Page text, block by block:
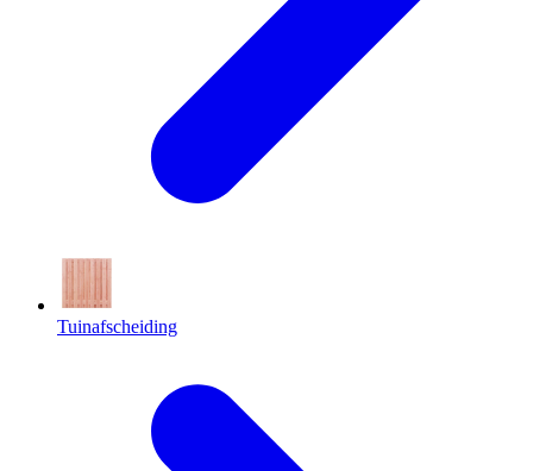
Tuinafscheiding